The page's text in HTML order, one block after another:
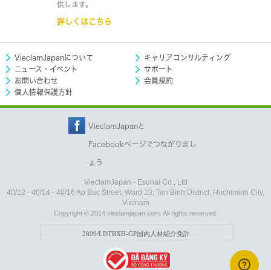
供します。
詳しくはこちら
VieclamJapanについて
キャリアコンサルティング
ニュース・イベント
サポート
お問い合わせ
会員規約
個人情報保護方針
VieclamJapanと
Facebookページでつながりまし
ょう
VieclamJapan - Esuhai Co., Ltd
40/12 - 40/14 - 40/16 Ap Bac Street, Ward 13, Tan Binh District, Hochiminh City,
Vietnam
Copyright © 2014 vieclamjapan.com. All rights reserved.
2809/LDTBXH-GP国内人材紹介免許.